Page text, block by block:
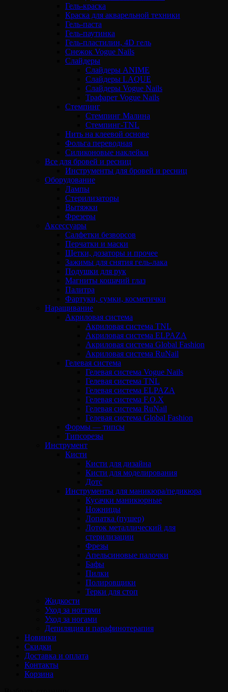
Гель-краска
Краска для акварельной техники
Гель-паста
Гель-паутинка
Гель-пластилин, 4D гель
Снежок Vogue Nails
Слайдеры
Слайдеры ANIME
Слайдеры LAQUE
Слайдеры Vogue Nails
Трафарет Vogue Nails
Стемпинг
Стемпинг Малина
Стемпинг-TNL
Нить на клеевой основе
Фольга переводная
Силиконовые наклейки
Все для бровей и ресниц
Инструменты для бровей и ресниц
Оборудование
Лампы
Стерилизаторы
Вытяжки
Фрезеры
Аксессуары
Салфетки безворсов
Перчатки и маски
Щетки, дозаторы и прочее
Зажимы для снятия гель-лака
Подушки для рук
Магниты кошачий глаз
Палитра
Фартуки, сумки, косметички
Наращивание
Акриловая система
Акриловая система TNL
Акриловая система ELPAZA
Акриловая система Global Fashion
Акриловая система RuNail
Гелевая система
Гелевая система Vogue Nails
Гелевая система TNL
Гелевая система ELPAZA
Гелевая система F.O.X
Гелевая система RuNail
Гелевая система Global Fashion
Формы — типсы
Типсорезы
Инструмент
Кисти
Кисти для дизайна
Кисти для моделирования
Дотс
Инструменты для маникюра/педикюра
Кусачки маникюрные
Ножницы
Лопатка (пушер)
Лоток металлический для
стерилизации
Фрезы
Апельсиновые палочки
Бафы
Пилки
Полировщики
Терки для стоп
Жидкости
Уход за ногтями
Уход за ногами
Депиляция и парафинотерапия
Новинки
Скидки
Доставка и оплата
Контакты
Корзина